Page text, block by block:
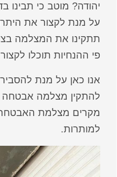
יהודה? מוטב כי תבינו
על מנת לקצור את
תתקינו את המצלמה
פי ההנחיות תוכלו
אנו כאן על מנת
להתקין מצלמה
מקרים מצלמת
למותרות.